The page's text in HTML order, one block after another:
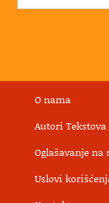
O nama
Autori Tekstova
Oglašavanje na
Uslovi